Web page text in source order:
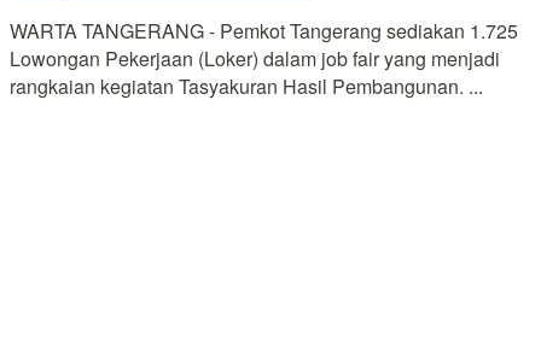
WARTA TANGERANG - Pemkot Tangerang sediakan 1.725
Lowongan Pekerjaan (Loker) dalam job fair yang menjadi
rangkaian kegiatan Tasyakuran Hasil Pembangunan. ...